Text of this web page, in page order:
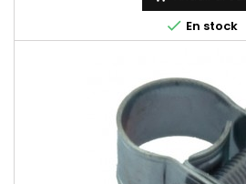
 En stock